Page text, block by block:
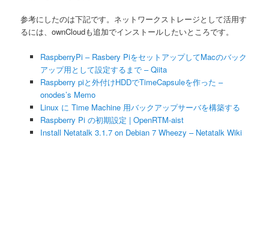
参考にしたのは下記です。ネットワークストレージとして活用す
るには、ownCloudも追加でインストールしたいところです。
RaspberryPi – Rasbery PiをセットアップしてMacのバック
アップ用として設定するまで – Qiita
Raspberry piと外付けHDDでTimeCapsuleを作った –
onodes’s Memo
Linux に Time Machine 用バックアップサーバを構築する
Raspberry Pi の初期設定 | OpenRTM-aist
Install Netatalk 3.1.7 on Debian 7 Wheezy – Netatalk Wiki